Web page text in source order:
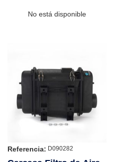
No está disponible
Referencia: D090282